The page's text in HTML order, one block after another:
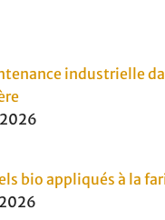
industrielle
bio appliqués à la